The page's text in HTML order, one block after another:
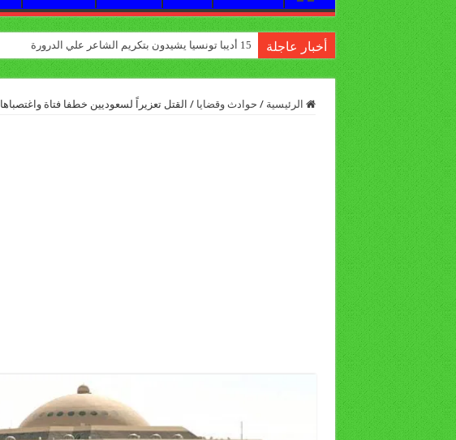
أخبار عاجلة 15 أديبا تونسيا يشيدون بتكريم الشاعر علي الدرورة
الرئيسية / حوادث وقضايا / القتل تعزيراً لسعوديين خطفا فتاة واغتصباها